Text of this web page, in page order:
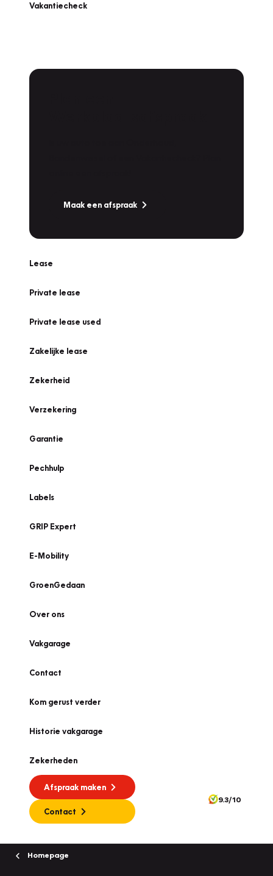
Vakantiecheck
Maak een afspraak
Lease
Private lease
Private lease used
Zakelijke lease
Zekerheid
Verzekering
Garantie
Pechhulp
Labels
GRIP Expert
E-Mobility
GroenGedaan
Over ons
Vakgarage
Contact
Kom gerust verder
Historie vakgarage
Zekerheden
Afspraak maken
Contact
9.3/10
Homepage